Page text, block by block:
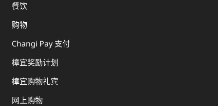
餐饮
购物
Changi Pay 支付
樟宜奖励计划
樟宜购物礼宾
网上购物